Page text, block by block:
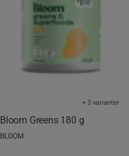
Bloom Greens 180 g
+ 3 varianter
BLOOM